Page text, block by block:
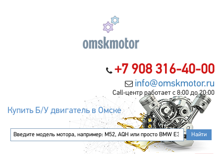
+7 908 316-40-00
info@omskmotor.ru
Call-центр работает с 8:00 до 20:00
Купить Б/У двигатель в Омске